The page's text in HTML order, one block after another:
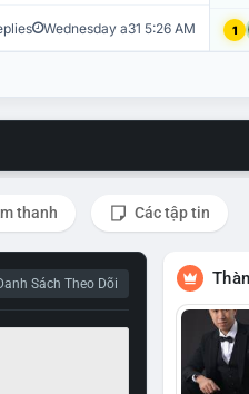
Wednesday a31 5:26 AM 1
thanh Các tập tin
Sách Theo Dõi